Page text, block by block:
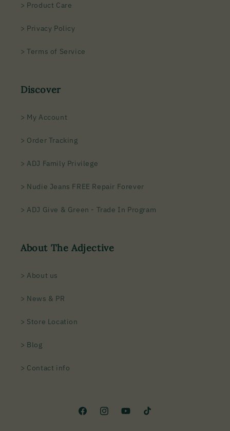
> Product Care
> Privacy Policy
> Terms of Service
Discover
> My Account
> Order Tracking
> ADJ Family Privilege
> Nudie Jeans FREE Repair Forever
> ADJ Give & Green - Trade In Program
About The Adjective
> About us
> News & PR
> Store Location
> Blog
> Contact info
FacebookInstagramYouTubeTikTok